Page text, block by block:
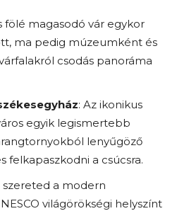
fölé magasodó vár egykor
ma pedig múzeumként és
csodás panoráma
: Az ikonikus
egyik legismertebb
lenyűgöző
felkapaszkodni a csúcsra.
szereted a modern
világörökségi helyszínt